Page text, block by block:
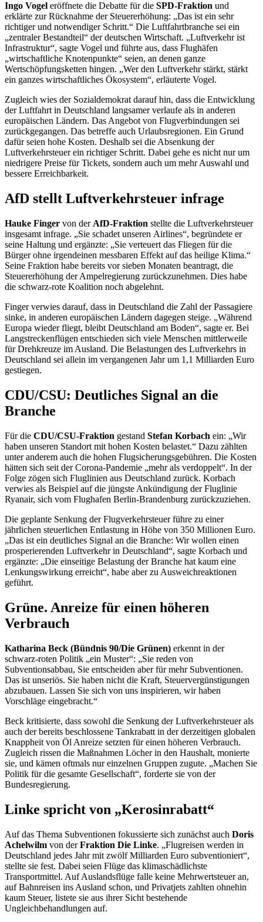
Ingo Vogel eröffnete die Debatte für die SPD-Fraktion und
erklärte zur Rücknahme der Steuererhöhung: „Das ist ein sehr
richtiger und notwendiger Schritt.“ Die Luftfahrtbranche sei ein
„zentraler Bestandteil“ der deutschen Wirtschaft. „Luftverkehr ist
Infrastruktur“, sagte Vogel und führte aus, dass Flughäfen
„wirtschaftliche Knotenpunkte“ seien, an denen ganze
Wertschöpfungsketten hingen. „Wer den Luftverkehr stärkt, stärkt
ein ganzes wirtschaftliches Ökosystem“, erläuterte Vogel.
Zugleich wies der Sozialdemokrat darauf hin, dass die Entwicklung
der Luftfahrt in Deutschland langsamer verlaufe als in anderen
europäischen Ländern. Das Angebot von Flugverbindungen sei
zurückgegangen. Das betreffe auch Urlaubsregionen. Ein Grund
dafür seien hohe Kosten. Deshalb sei die Absenkung der
Luftverkehrsteuer ein richtiger Schritt. Dabei gehe es nicht nur um
niedrigere Preise für Tickets, sondern auch um mehr Auswahl und
bessere Erreichbarkeit.
AfD stellt Luftverkehrsteuer infrage
Hauke Finger von der AfD-Fraktion stellte die Luftverkehrsteuer
insgesamt infrage. „Sie schadet unseren Airlines“, begründete er
seine Haltung und ergänzte: „Sie verteuert das Fliegen für die
Bürger ohne irgendeinen messbaren Effekt auf das heilige Klima.“
Seine Fraktion habe bereits vor sieben Monaten beantragt, die
Steuererhöhung der Ampelregierung zurückzunehmen. Dies habe
die schwarz-rote Koalition noch abgelehnt.
Finger verwies darauf, dass in Deutschland die Zahl der Passagiere
sinke, in anderen europäischen Ländern dagegen steige. „Während
Europa wieder fliegt, bleibt Deutschland am Boden“, sagte er. Bei
Langstreckenflügen entschieden sich viele Menschen mittlerweile
für Drehkreuze im Ausland. Die Belastungen des Luftverkehrs in
Deutschland sei allein im vergangenen Jahr um 1,1 Milliarden Euro
gestiegen.
CDU/CSU: Deutliches Signal an die
Branche
Für die CDU/CSU-Fraktion gestand Stefan Korbach ein: „Wir
haben unseren Standort mit hohen Kosten belastet.“ Dazu zählten
unter anderem auch die hohen Flugsicherungsgebühren. Die Kosten
hätten sich seit der Corona-Pandemie „mehr als verdoppelt“. In der
Folge zögen sich Fluglinien aus Deutschland zurück. Korbach
verwies als Beispiel auf die jüngste Ankündigung der Fluglinie
Ryanair, sich vom Flughafen Berlin-Brandenburg zurückzuziehen.
Die geplante Senkung der Flugverkehrsteuer führe zu einer
jährlichen steuerlichen Entlastung in Höhe von 350 Millionen Euro.
„Das ist ein deutliches Signal an die Branche: Wir wollen einen
prosperierenden Luftverkehr in Deutschland“, sagte Korbach und
ergänzte: „Die einseitige Belastung der Branche hat kaum eine
Lenkungswirkung erreicht“, habe aber zu Ausweichreaktionen
geführt.
Grüne. Anreize für einen höheren
Verbrauch
Katharina Beck (Bündnis 90/Die Grünen) erkennt in der
schwarz-roten Politik „ein Muster“: „Sie reden von
Subventionsabbau, Sie entscheiden aber für mehr Subventionen.
Das ist unseriös. Sie haben nicht die Kraft, Steuervergünstigungen
abzubauen. Lassen Sie sich von uns inspirieren, wir haben
Vorschläge eingebracht.“
Beck kritisierte, dass sowohl die Senkung der Luftverkehrsteuer als
auch der bereits beschlossene Tankrabatt in der derzeitigen globalen
Knappheit von Öl Anreize setzten für einen höheren Verbrauch.
Zugleich rissen die Maßnahmen Löcher in den Haushalt, monierte
sie, und kämen oftmals nur einzelnen Gruppen zugute. „Machen Sie
Politik für die gesamte Gesellschaft“, forderte sie von der
Bundesregierung.
Linke spricht von „Kerosinrabatt“
Auf das Thema Subventionen fokussierte sich zunächst auch Doris
Achelwilm von derFraktion Die Linke. „Flugreisen werden in
Deutschland jedes Jahr mit zwölf Milliarden Euro subventioniert“,
stellte sie fest. Dabei seien Flüge das klimaschädlichste
Transportmittel. Auf Auslandsflüge falle keine Mehrwertsteuer an,
auf Bahnreisen ins Ausland schon, und Privatjets zahlten ohnehin
kaum Steuer, listete sie aus ihrer Sicht bestehende
Ungleichbehandlungen auf.